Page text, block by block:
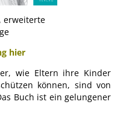
erweiterte
hier
wie Eltern ihre Kinder
können, sind von
Buch ist ein gelungener